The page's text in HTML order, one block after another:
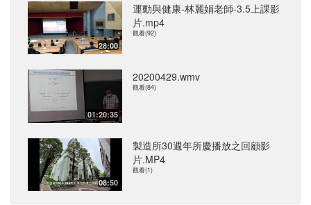
28:00
運動與健康-林麗娟老師-3.5上課影
片.mp4
觀看(92)
01:20:35
20200429.wmv
觀看(84)
08:50
製造所30週年所慶播放之回顧影
片.MP4
觀看(1)